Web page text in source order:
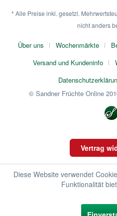
* Alle Preise inkl. gesetzl.
nicht anders
Über uns Wochenmärkte
Versand und Kundeninfo
© Sandner Früchte Online
Vertrag
Diese Website verwendet
Funktionalität